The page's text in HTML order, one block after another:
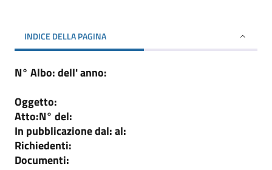
INDICE DELLA PAGINA
N° Albo:dell' anno:
Oggetto:
Atto:N° del:
In pubblicazione dal:al:
Richiedenti:
Documenti: